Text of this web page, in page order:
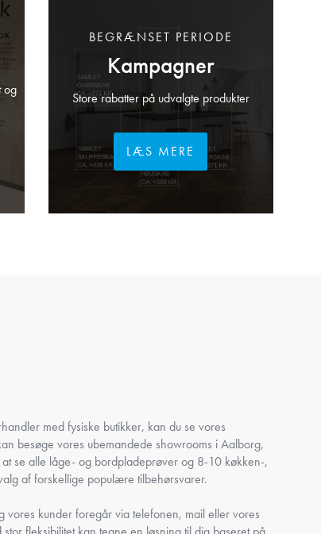
og
Kampagner
BEGRÆNSET PERIODE
Store rabatter på udvalgte produkter
LÆS MERE
med fysiske butikker, kan du se vores
besøge vores ubemandede showrooms i Aalborg,
se alle låge- og bordpladeprøver og 8-10 køkken-,
af forskellige populære tilbehørsvarer.
vores kunder foregår via telefonen, mail eller vores